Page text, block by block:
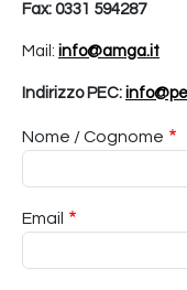
Fax: 0331 594287
Mail: info@amga.it
Indirizzo PEC:
Nome / Cognome
Email